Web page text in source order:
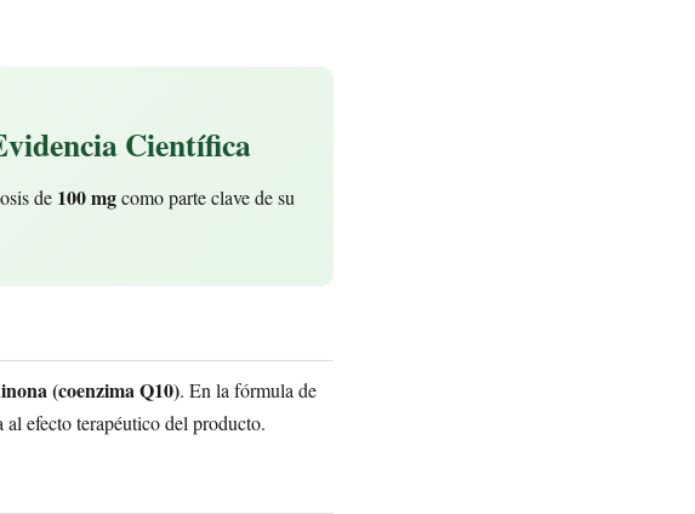
Científica
de 100 mgcomo parte clave de su
(coenzima Q10). En la fórmula de
efecto terapéutico del producto.